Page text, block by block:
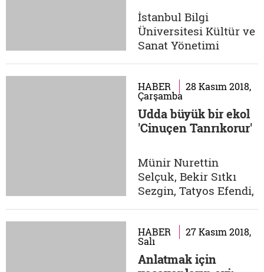
romanımız Halit Ziya
Uşaklıgil'in Aşk-ı
Memnu adlı eseridir.
İstanbul Bilgi
Üniversitesi Kültür ve
Sanat Yönetimi
2018 Kültür Politikası
Yıllığı geçtiğimiz
günlerde İletişim
Yayınları tarafından
Üniversitesi'nin kendi
yayınevi varken bu
yıllığın başka bir
yayınevi...
HABER 28 Kasım 2018,
Çarşamba
Udda büyük bir ekol
'Cinuçen Tanrıkorur'
Münir Nurettin
Selçuk, Bekir Sıtkı
Sezgin, Tatyos Efendi,
harika güftekârlar, bir
yanda harika
bestekârlar, bir yanda
HABER 27 Kasım 2018,
Salı
Anlatmak için